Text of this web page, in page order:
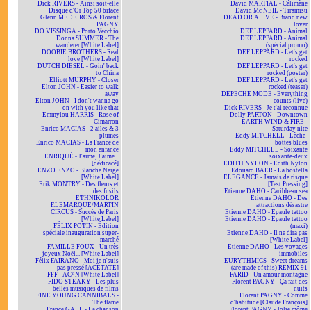
Dick RIVERS - Ainsi soit-elle
Disque d'Or Top 50 biface
Glenn MEDEIROS & Florent
PAGNY
DO VISSINGA - Porto Vecchio
Donna SUMMER - The
wanderer [White Label]
DOOBIE BROTHERS - Real
love [White Label]
DUTCH DIESEL - Goin' back
to China
Elliott MURPHY - Closer
Elton JOHN - Easier to walk
away
Elton JOHN - I don't wanna go
on with you like that
Emmylou HARRIS - Rose of
Cimarron
Enrico MACIAS - 2 ailes & 3
plumes
Enrico MACIAS - La France de
mon enfance
ENRIQUÉ - J'aime, J'aime...
[dédicacé]
ENZO ENZO - Blanche Neige
[White Label]
Erik MONTRY - Des fleurs et
des fusils
ETHNIKOLOR
F.LEMARQUE/MARTIN
CIRCUS - Succès de Paris
[White Label]
FÉLIX POTIN - Édition
spéciale inauguration super-
marché
FAMILLE FOUX - Un très
joyeux Noël... [White Label]
Félix FAIRANO - Moi je n'suis
pas pressé [ACÉTATE]
FFF - AC² N [White Label]
FIDO STEAKY - Les plus
belles musiques de films
FINE YOUNG CANNIBALS -
The flame
David MARTIAL - Célimène
David Mc NEIL - Tiramisu
DEAD OR ALIVE - Brand new
lover
DEF LEPPARD - Animal
DEF LEPPARD - Animal
(spécial promo)
DEF LEPPARD - Let's get
rocked
DEF LEPPARD - Let's get
rocked (poster)
DEF LEPPARD - Let's get
rocked (teaser)
DEPECHE MODE - Everything
counts (live)
Dick RIVERS - Je t'ai reconnue
Dolly PARTON - Downtown
EARTH WIND & FIRE -
Saturday nite
Eddy MITCHELL - Lèche-
bottes blues
Eddy MITCHELL - Soixante
soixante-deux
EDITH NYLON - Edith Nylon
Edouard BAER - La bostella
ELEGANCE - Jamais de risque
[Test Pressing]
Etienne DAHO - Caribbean sea
Etienne DAHO - Des
attractions désastre
Etienne DAHO - Epaule tattoo
Etienne DAHO - Epaule tattoo
(maxi)
Etienne DAHO - Il ne dira pas
[White Label]
Etienne DAHO - Les voyages
immobiles
EURYTHMICS - Sweet dreams
(are made of this) REMIX 91
FARID - Un amour montagne
Florent PAGNY - Ça fait des
nuits
Florent PAGNY - Comme
d'habitude [Claude François]